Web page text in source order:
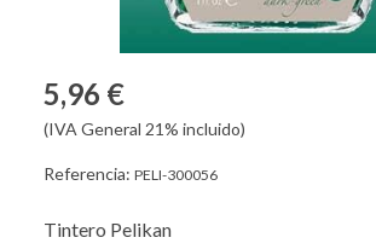
5,96 €
(IVA General 21% incluido)
Referencia: PELI-300056
Tintero Pelikan